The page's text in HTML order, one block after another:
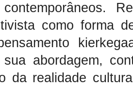
contemporâneos.
como forma
abordagem,
da realidade